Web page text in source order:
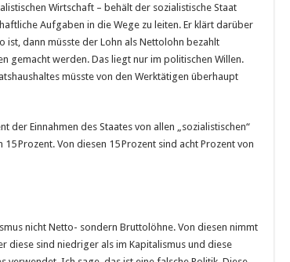
Wirtschaft – behält der sozialistische Staat
Aufgaben in die Wege zu leiten. Er klärt darüber
dann müsste der Lohn als Nettolohn bezahlt
gemacht werden. Das liegt nur im politischen Willen.
müsste von den Werktätigen überhaupt
der Einnahmen des Staates von allen „sozialistischen“
Prozent. Von diesen 15 Prozent sind acht Prozent von
nicht Netto- sondern Bruttolöhne. Von diesen nimmt
diese sind niedriger als im Kapitalismus und diese